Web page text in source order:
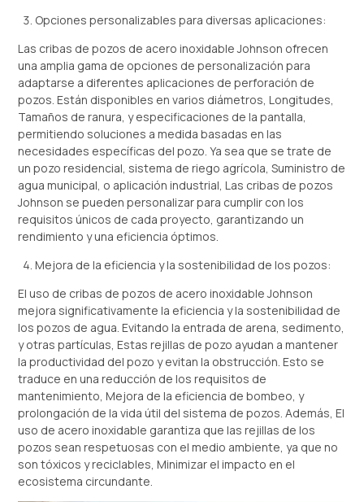
Opciones personalizables para diversas aplicaciones:
Las cribas de pozos de acero inoxidable Johnson ofrecen
una amplia gama de opciones de personalización para
adaptarse a diferentes aplicaciones de perforación de
pozos. Están disponibles en varios diámetros, Longitudes,
Tamaños de ranura, y especificaciones de la pantalla,
permitiendo soluciones a medida basadas en las
necesidades específicas del pozo. Ya sea que se trate de
un pozo residencial, sistema de riego agrícola, Suministro de
agua municipal, o aplicación industrial, Las cribas de pozos
Johnson se pueden personalizar para cumplir con los
requisitos únicos de cada proyecto, garantizando un
rendimiento y una eficiencia óptimos.
Mejora de la eficiencia y la sostenibilidad de los pozos:
El uso de cribas de pozos de acero inoxidable Johnson
mejora significativamente la eficiencia y la sostenibilidad de
los pozos de agua. Evitando la entrada de arena, sedimento,
y otras partículas, Estas rejillas de pozo ayudan a mantener
la productividad del pozo y evitan la obstrucción. Esto se
traduce en una reducción de los requisitos de
mantenimiento, Mejora de la eficiencia de bombeo, y
prolongación de la vida útil del sistema de pozos. Además, El
uso de acero inoxidable garantiza que las rejillas de los
pozos sean respetuosas con el medio ambiente, ya que no
son tóxicos y reciclables, Minimizar el impacto en el
ecosistema circundante.